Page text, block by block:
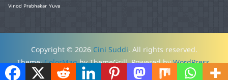
Vinod Prabhakar Yuva
Copyright © 2026 Cini Suddi. All rights reserved.
Theme:ColorMagby ThemeGrill. Powered byWordPress.